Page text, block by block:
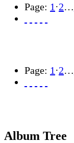
Page: 1 ·2…
Page: 1 ·2…
Album Tree